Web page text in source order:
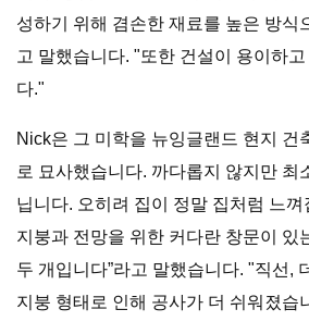
성하기 위해 겸손한 재료를 높은 방식
고 말했습니다. "또한 건설이 용이하
다."
Nick은 그 미학을 뉴잉글랜드 현지 건
로 묘사했습니다. 까다롭지 않지만 최
닙니다. 오히려 집이 정말 집처럼 느껴
지붕과 전망을 위한 커다란 창문이 있
두 개입니다”라고 말했습니다. "직선,
지붕 형태로 인해 공사가 더 쉬워졌습